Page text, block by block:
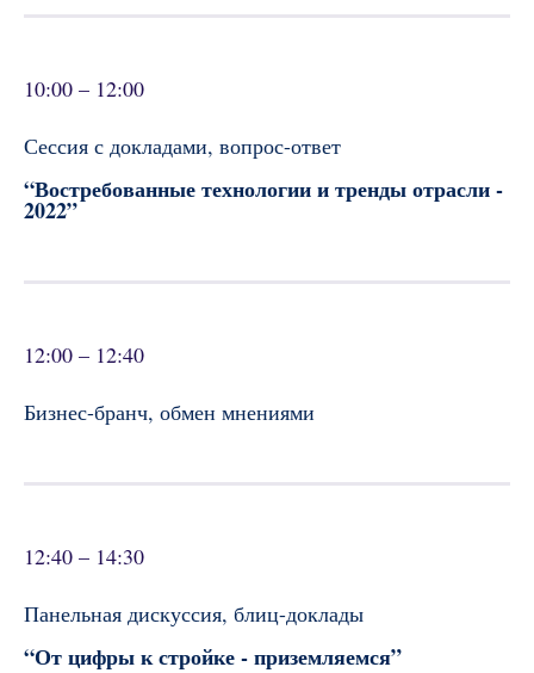
10:00 – 12:00
Сессия с докладами, вопрос-ответ
“Востребованные технологии и тренды отрасли -
2022”
12:00 – 12:40
Бизнес-бранч, обмен мнениями
12:40 – 14:30
Панельная дискуссия, блиц-доклады
“От цифры к стройке - приземляемся”